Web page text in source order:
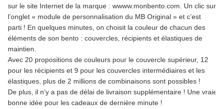
sur le site Internet de la marque : wwww.monbento.com. Un clic sur
l’onglet « module de personnalisation du MB Original » et c’est
parti ! En quelques minutes, on choisit la couleur de chacun des
éléments de son bento : couvercles, récipients et élastiques de
maintien.
Avec 20 propositions de couleurs pour le couvercle supérieur, 12
pour les récipients et 9 pour les couvercles intermédiaires et les
élastiques, plus de 2 millions de combinaisons sont possibles !
De plus, il n’y a pas de délai de livraison supplémentaire ! Une vraie
bonne idée pour les cadeaux de dernière minute !